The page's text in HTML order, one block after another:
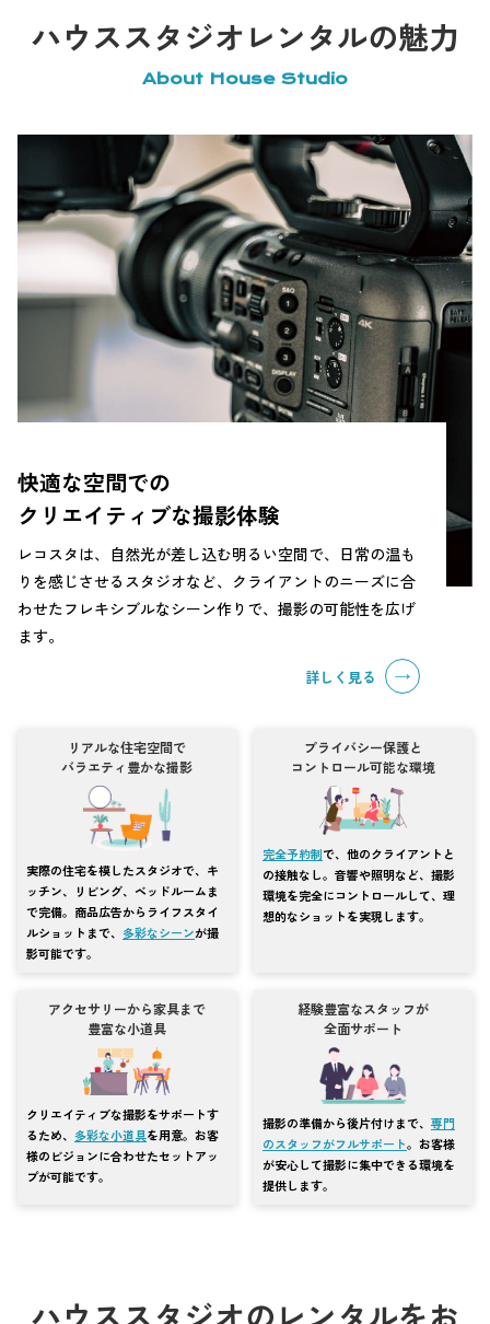
ハウススタジオレンタルの魅力
About House Studio
快適な空間での
クリエイティブな撮影体験
レコスタは、自然光が差し込む明るい空間で、日常の温も
りを感じさせるスタジオなど、クライアントのニーズに合
わせたフレキシブルなシーン作りで、撮影の可能性を広げ
ます。
詳しく見る
リアルな住宅空間で
バラエティ豊かな撮影
実際の住宅を模したスタジオで、キ
ッチン、リビング、ベッドルームま
で完備。商品広告からライフスタイ
ルショットまで、 多彩なシーンが撮
影可能です。
プライバシー保護と
コントロール可能な環境
完全予約制で、他のクライアントと
の接触なし。音響や照明など、撮影
環境を完全にコントロールして、理
想的なショットを実現します。
アクセサリーから家具まで
豊富な小道具
クリエイティブな撮影をサポートす
るため、 多彩な小道具を用意。お客
様のビジョンに合わせたセットアッ
プが可能です。
経験豊富なスタッフが
全面サポート
撮影の準備から後片付けまで、 専門
のスタッフがフルサポート。お客様
が安心して撮影に集中できる環境を
提供します。
ハウススタジオのレンタルをお